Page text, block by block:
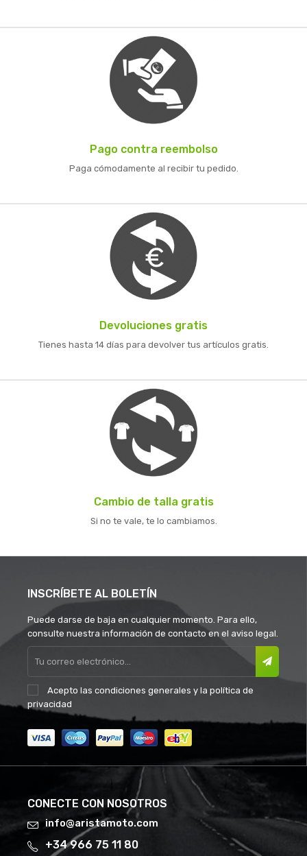
Pago contra reembolso
Paga cómodamente al recibir tu pedido.
Devoluciones gratis
Tienes hasta 14 días para devolver tus artículos gratis.
Cambio de talla gratis
Si no te vale, te lo cambiamos.
INSCRÍBETE AL BOLETÍN
Puede darse de baja en cualquier momento. Para ello,
consulte nuestra información de contacto en el aviso legal.
Acepto las condiciones generales y la política de
privacidad
CONECTE CON NOSOTROS
info@aristamoto.com
+34 966 75 11 80